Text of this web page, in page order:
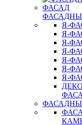
Я-
Я-
Я-
Я-
Я-
Я-
Я-